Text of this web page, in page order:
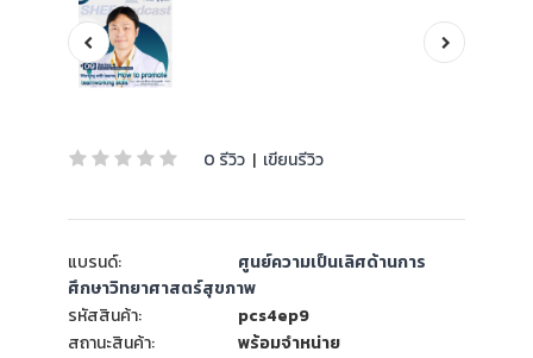
0 รีวิว | เขียนรีวิว
แบรนด์:
ศูนย์ความเป็นเลิศด้านการ
ศึกษาวิทยาศาสตร์สุขภาพ
รหัสสินค้า:
pcs4ep9
สถานะสินค้า:
พร้อมจำหน่าย